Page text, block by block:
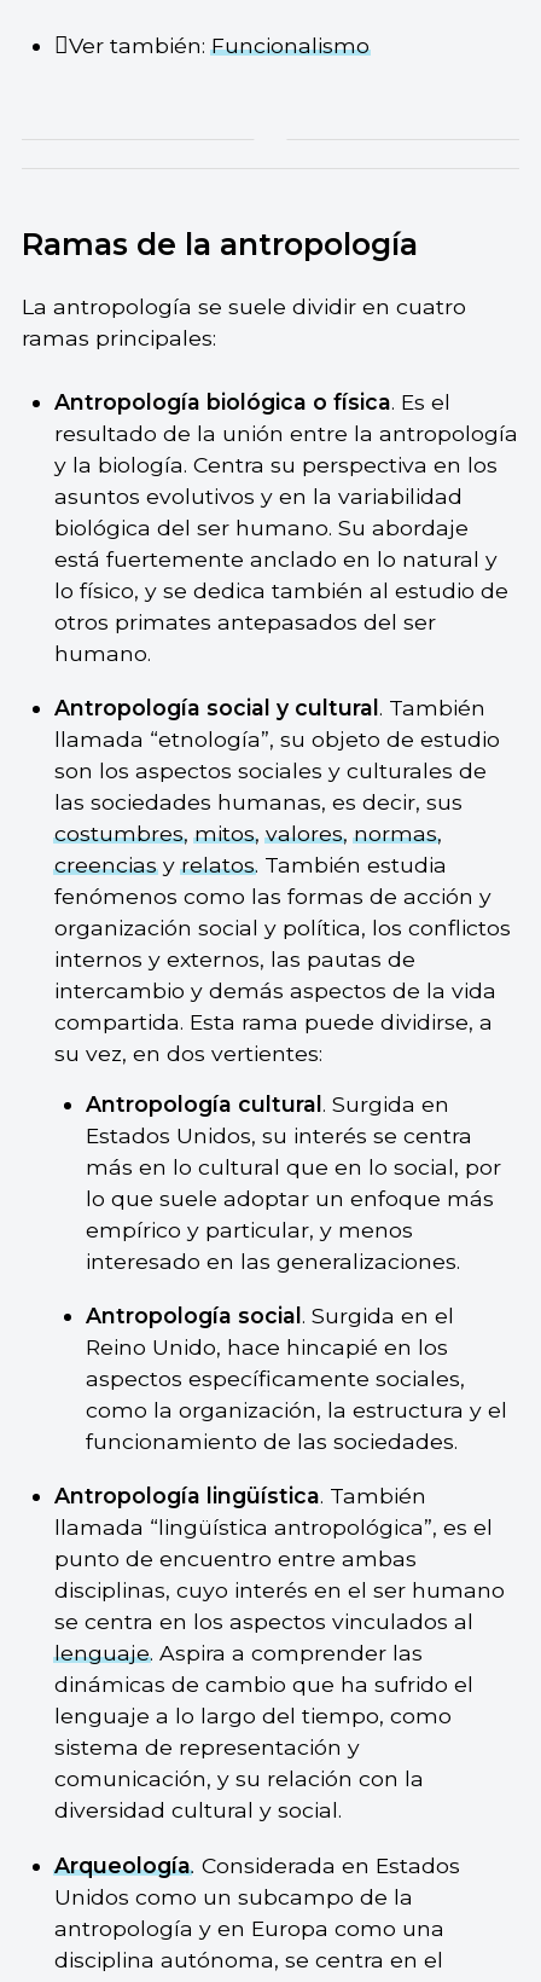
Ver también:Funcionalismo
Ramas de la antropología
La antropología se suele dividir en cuatro
ramas principales:
Antropología biológica o física. Es el
resultado de la unión entre la antropología
y la biología. Centra su perspectiva en los
asuntos evolutivos y en la variabilidad
biológica del ser humano. Su abordaje
está fuertemente anclado en lo natural y
lo físico, y se dedica también al estudio de
otros primates antepasados del ser
humano.
Antropología social y cultural . También
llamada “etnología”, su objeto de estudio
son los aspectos sociales y culturales de
las sociedades humanas, es decir, sus
costumbres,mitos,valores,normas,
creenciasyrelatos. También estudia
fenómenos como las formas de acción y
organización social y política, los conflictos
internos y externos, las pautas de
intercambio y demás aspectos de la vida
compartida. Esta rama puede dividirse, a
su vez, en dos vertientes:
Antropología cultural . Surgida en
Estados Unidos, su interés se centra
más en lo cultural que en lo social, por
lo que suele adoptar un enfoque más
empírico y particular, y menos
interesado en las generalizaciones.
Antropología social . Surgida en el
Reino Unido, hace hincapié en los
aspectos específicamente sociales,
como la organización, la estructura y el
funcionamiento de las sociedades.
Antropología lingüística. También
llamada “lingüística antropológica”, es el
punto de encuentro entre ambas
disciplinas, cuyo interés en el ser humano
se centra en los aspectos vinculados al
lenguaje. Aspira a comprender las
dinámicas de cambio que ha sufrido el
lenguaje a lo largo del tiempo, como
sistema de representación y
comunicación, y su relación con la
diversidad cultural y social.
Arqueología. Considerada en Estados
Unidos como un subcampo de la
antropología y en Europa como una
disciplina autónoma, se centra en el